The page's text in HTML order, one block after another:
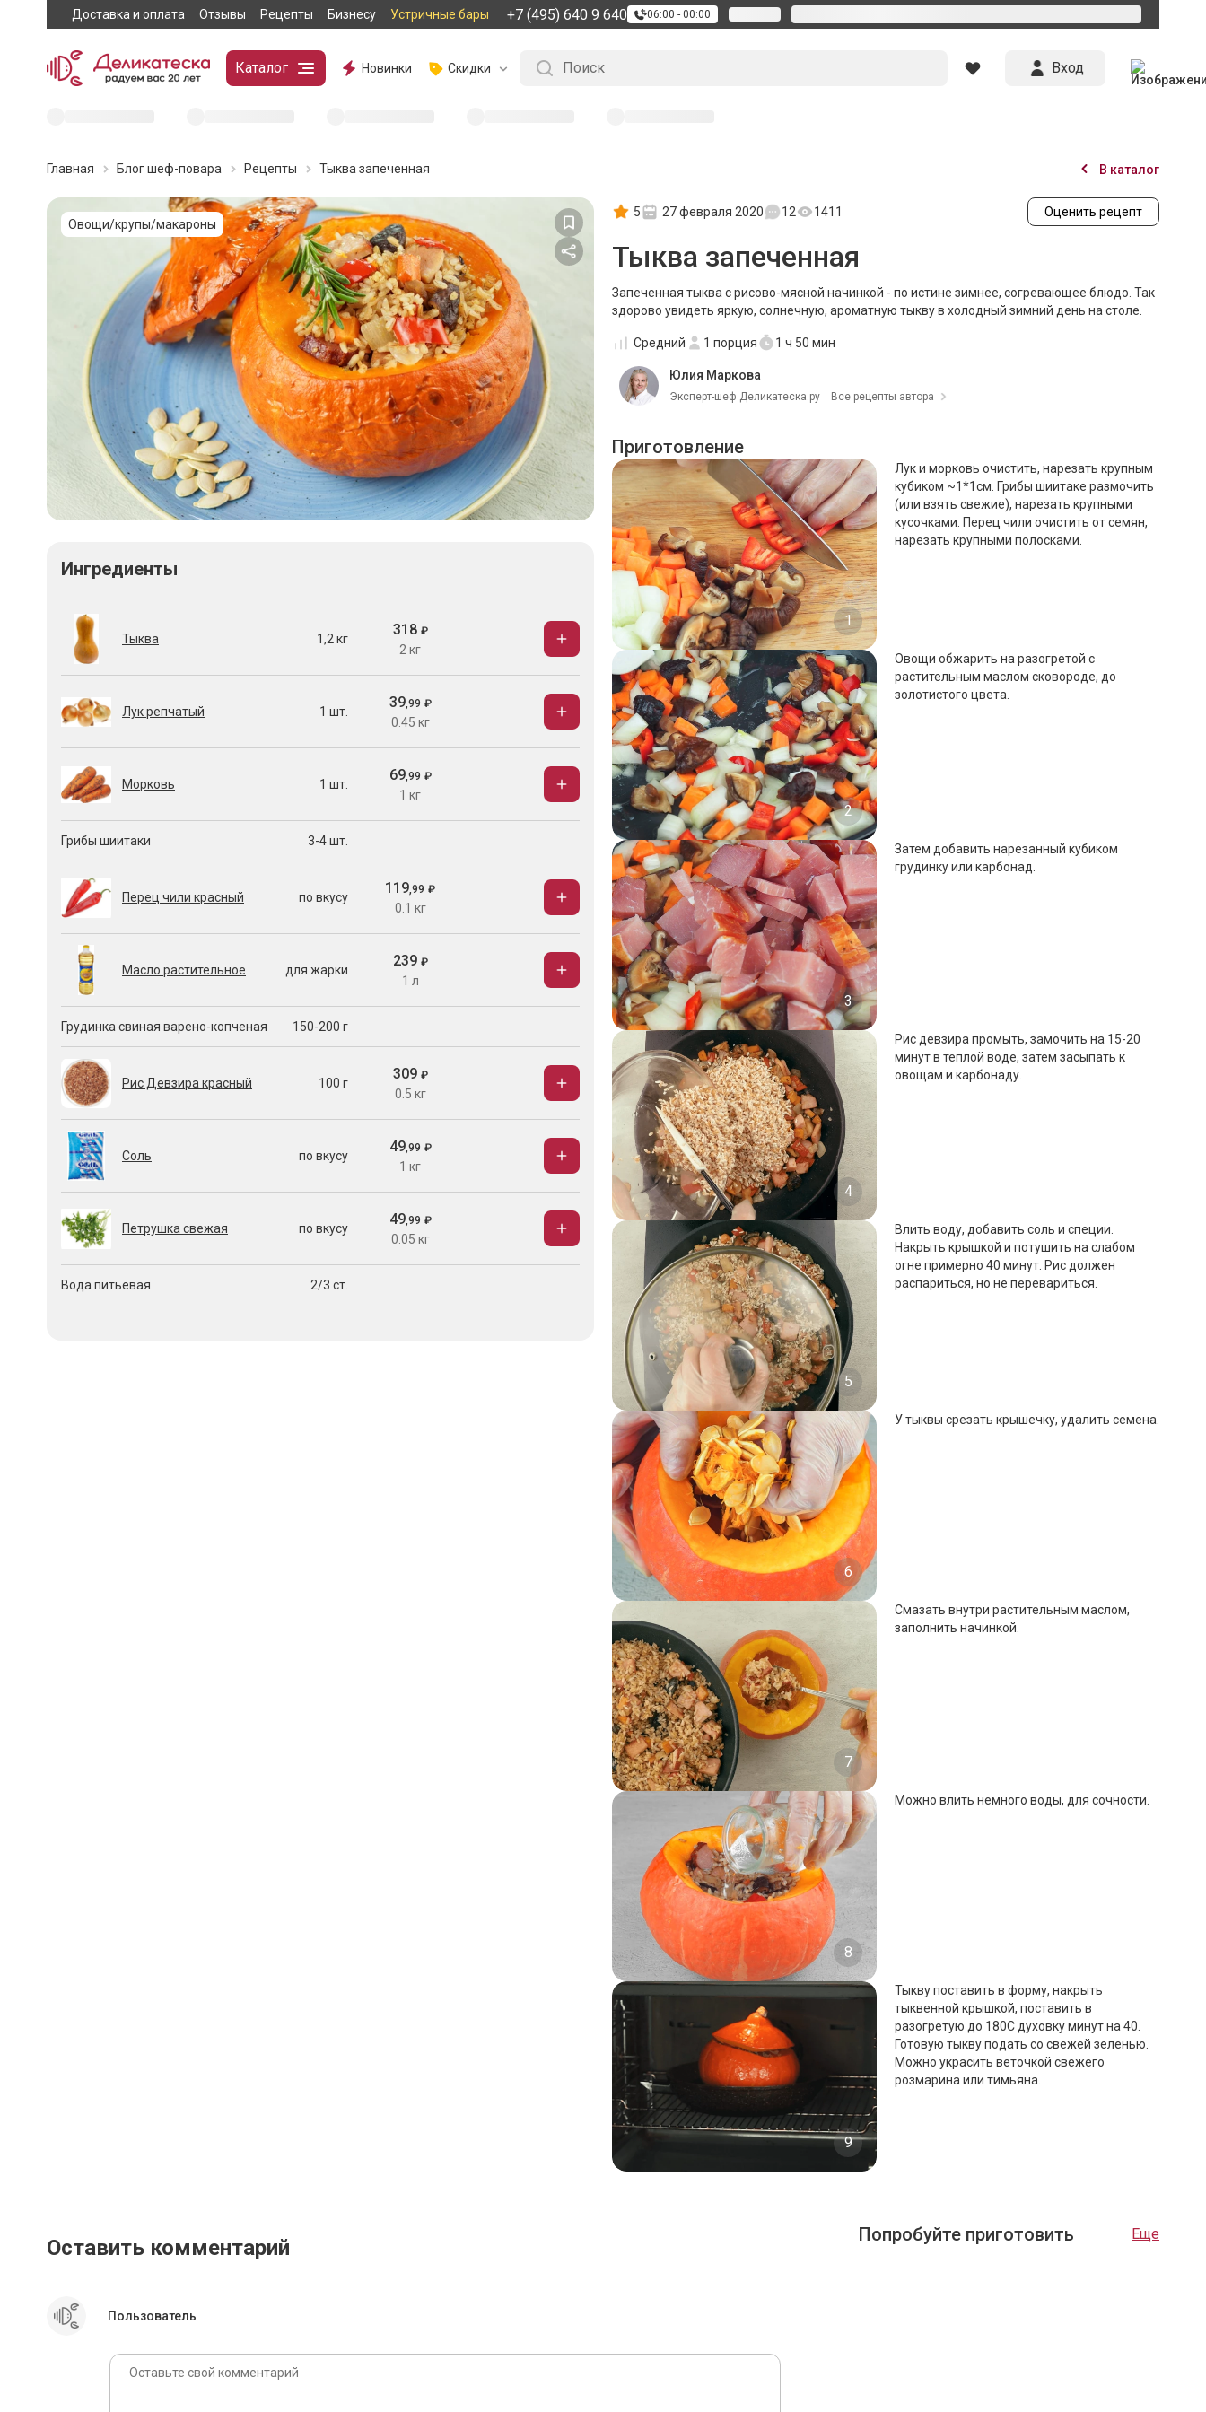
Доставка и оплата Отзывы Рецепты Бизнесу Устричные бары +7 (495) 640 9 640 06:00 - 00:00
Каталог Новинки Скидки Вход
Главная Блог шеф-повара Рецепты Тыква запеченная В каталог
Овощи/крупы/макароны
Ингредиенты
Тыква 1,2 кг
318 ₽
2 кг
Лук репчатый 1 шт.
39,99 ₽
0.45 кг
Морковь 1 шт.
69,99 ₽
1 кг
Грибы шиитаки 3-4 шт.
Перец чили красный по вкусу
119,99 ₽
0.1 кг
Масло растительное для жарки
239 ₽
1 л
Грудинка свиная варено-копченая 150-200 г
Рис Девзира красный 100 г
309 ₽
0.5 кг
Соль по вкусу
49,99 ₽
1 кг
Петрушка свежая по вкусу
49,99 ₽
0.05 кг
Вода питьевая 2/3 ст.
5 27 февраля 2020 12 1411 Оценить рецепт
Тыква запеченная
Запеченная тыква с рисово-мясной начинкой - по истине зимнее, согревающее блюдо. Так
здорово увидеть яркую, солнечную, ароматную тыкву в холодный зимний день на столе.
Средний 1 порция 1 ч 50 мин
Юлия Маркова
Эксперт-шеф Деликатеска.ру Все рецепты автора
Приготовление
1
Лук и морковь очистить, нарезать крупным
кубиком ~1*1см. Грибы шиитаке размочить
(или взять свежие), нарезать крупными
кусочками. Перец чили очистить от семян,
нарезать крупными полосками.
2
Овощи обжарить на разогретой с
растительным маслом сковороде, до
золотистого цвета.
3
Затем добавить нарезанный кубиком
грудинку или карбонад.
4
Рис девзира промыть, замочить на 15-20
минут в теплой воде, затем засыпать к
овощам и карбонаду.
5
Влить воду, добавить соль и специи.
Накрыть крышкой и потушить на слабом
огне примерно 40 минут. Рис должен
распариться, но не перевариться.
6
У тыквы срезать крышечку, удалить семена.
7
Смазать внутри растительным маслом,
заполнить начинкой.
8
Можно влить немного воды, для сочности.
9
Тыкву поставить в форму, накрыть
тыквенной крышкой, поставить в
разогретую до 180С духовку минут на 40.
Готовую тыкву подать со свежей зеленью.
Можно украсить веточкой свежего
розмарина или тимьяна.
Оставить комментарий
Пользователь
Попробуйте приготовить Еще